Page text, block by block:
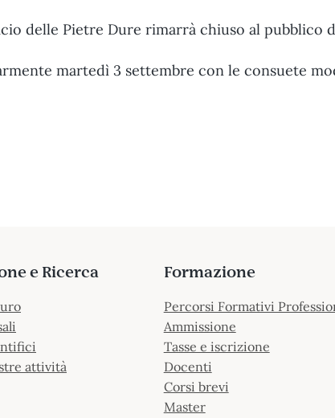
delle Pietre Dure rimarrà chiuso al pubblico
martedì 3 settembre con le consuete
e Ricerca
attività
Formazione
Percorsi Formativi
Ammissione
Tasse e iscrizione
Docenti
Corsi brevi
Master